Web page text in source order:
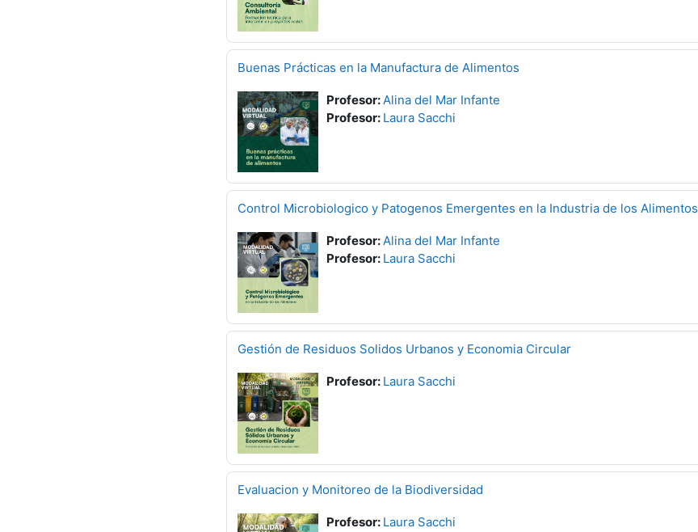
Buenas Prácticas en la Manufactura de Alimentos
Profesor:Alina del Mar Infante
Profesor: Laura Sacchi
Control Microbiologico y Patogenos Emergentes en la Industria de los Alimentos
Profesor:Alina del Mar Infante
Profesor: Laura Sacchi
Gestión de Residuos Solidos Urbanos y Economi­a Circular
Profesor: Laura Sacchi
Evaluacion y Monitoreo de la Biodiversidad
Profesor: Laura Sacchi